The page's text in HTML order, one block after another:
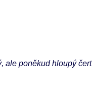
ale poněkud hloupý čert